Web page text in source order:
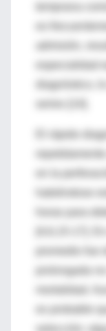
temprana
es
admisión,
especialidad
diagnóstico,
El rápido
en la
horas para
[4,6,15-17].
prolongada
mortalidad.
selección;